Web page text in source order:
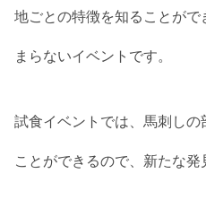
地ごとの特徴を知ることが
まらないイベントです。
試食イベントでは、馬刺し
ことができるので、新たな発